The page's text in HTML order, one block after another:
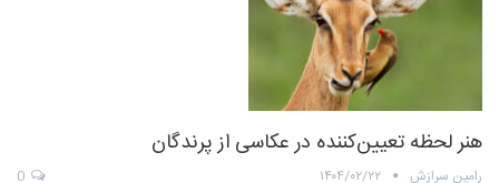
هنر لحظه تعیین‌کننده در عکاسی از پرندگان
رامین سرازش ۱۴۰۴/۰۲/۲۲